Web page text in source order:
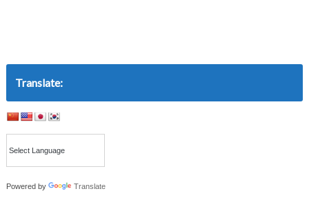
Translate:
Powered by Translate